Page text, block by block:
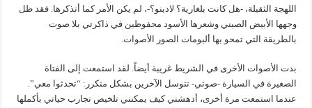
اللهجة الثقيلة، -هل كانت بلغارية؟ لادينو؟-، لم يكن الأمر كما أتذكرها. فقد ظل
وجهها الأبيض الصيني وشعرها الأسود محفوظين في ذاكرتي بلا صوت
بالطريقة التي تمحو بها ألبومات الصور الأصوات.
بدت الأصوات الأخرى في الشريط غريبة أيضاً. لقد استمعت إلى الفتاة
الصغيرة في السيارة -صوتي- تتوسل الآخرين بشكل متكرر: “تحدثوا معي”.
عندما استمعت مرة أخرى، أدهشني كيف يمكنني تلخيص تجارب حياتي بأكملها